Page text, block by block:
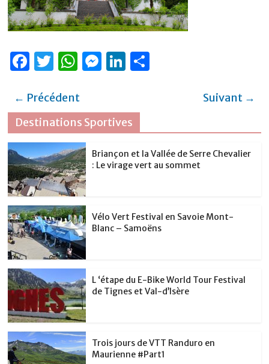
F
c
e
b
o
o
k
T
it
te
r
W
at
s
A
p
p
M
e
n
g
Li
e
dI
n
er
← Précédent
Suivant →
Destinations Sportives
Briançon et la Vallée de Serre Chevalier
: Le virage vert au sommet
Vélo Vert Festival en Savoie Mont-
Blanc – Samoëns
L ‘étape du E-Bike World Tour Festival
de Tignes et Val-d’Isère
Trois jours de VTT Randuro en
Maurienne #Part1